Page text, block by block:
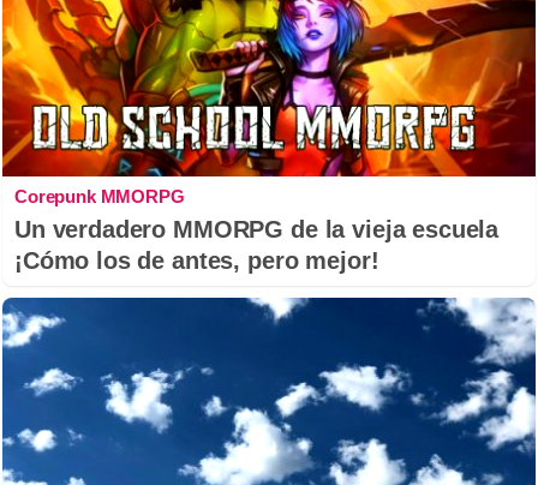
Corepunk MMORPG
Un verdadero MMORPG de la vieja escuela
¡Cómo los de antes, pero mejor!